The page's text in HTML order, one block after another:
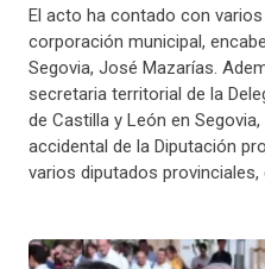
El acto ha contado con
corporación municipal,
Segovia, José Mazarías.
secretaria territorial de la
de Castilla y León en
accidental de la Diputación
varios diputados provinciales,